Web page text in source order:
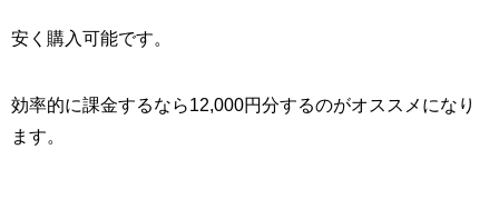
安く購入可能です。
効率的に課金するなら12,000円分するのがオススメになり
ます。